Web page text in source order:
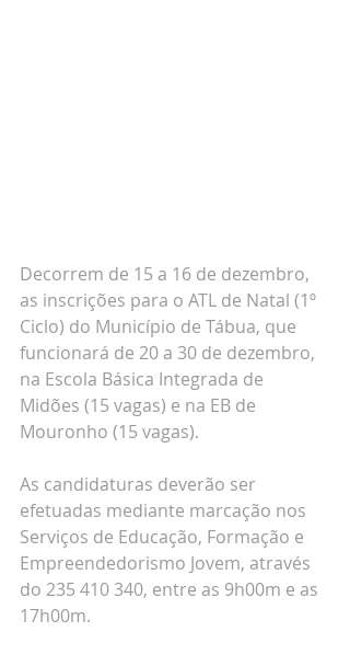
Decorrem de 15 a 16 de dezembro,
as inscrições para o ATL de Natal (1º
Ciclo) do Município de Tábua, que
funcionará de 20 a 30 de dezembro,
na Escola Básica Integrada de
Midões (15 vagas) e na EB de
Mouronho (15 vagas).
As candidaturas deverão ser
efetuadas mediante marcação nos
Serviços de Educação, Formação e
Empreendedorismo Jovem, através
do 235 410 340, entre as 9h00m e as
17h00m.